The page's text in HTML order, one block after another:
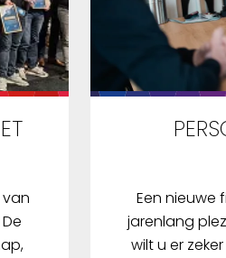
Een nieuwe
jarenlang
wilt u er